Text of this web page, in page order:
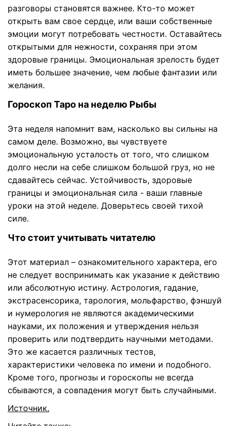
разговоры становятся важнее. Кто-то может
открыть вам свое сердце, или ваши собственные
эмоции могут потребовать честности. Оставайтесь
открытыми для нежности, сохраняя при этом
здоровые границы. Эмоциональная зрелость будет
иметь большее значение, чем любые фантазии или
желания.
Гороскоп Таро на неделю Рыбы
Эта неделя напомнит вам, насколько вы сильны на
самом деле. Возможно, вы чувствуете
эмоциональную усталость от того, что слишком
долго несли на себе слишком большой груз, но не
сдавайтесь сейчас. Устойчивость, здоровые
границы и эмоциональная сила - ваши главные
уроки на этой неделе. Доверьтесь своей тихой
силе.
Что стоит учитывать читателю
Этот материал – ознакомительного характера, его
не следует воспринимать как указание к действию
или абсолютную истину. Астрология, гадание,
экстрасенсорика, тарология, мольфарство, фэншуй
и нумерология не являются академическими
науками, их положения и утверждения нельзя
проверить или подтвердить научными методами.
Это же касается различных тестов,
характеристики человека по имени и подобного.
Кроме того, прогнозы и гороскопы не всегда
сбываются, а совпадения могут быть случайными.
Источник.